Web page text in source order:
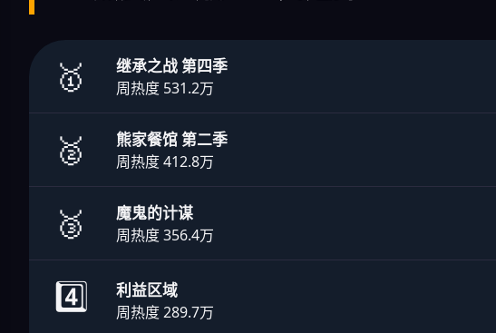
🥇 继承之战 第四季
周热度 531.2万
🥈 熊家餐馆 第二季
周热度 412.8万
🥉 魔鬼的计谋
周热度 356.4万
4️⃣ 利益区域
周热度 289.7万